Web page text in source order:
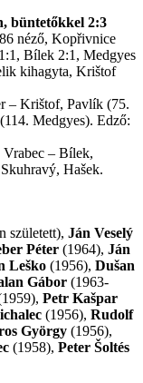
büntetőkkel 2:3
néző, Kopřivnice
Bílek 2:1, Medgyes
kihagyta, Krištof
– Krištof, Pavlík (75.
Medgyes). Edző:
Vrabec – Bílek,
Hašek.
született), Ján Veselý
Péter (1964), Ján
Leško (1956), Dušan
Gábor (1963-
Petr Kašpar
(1956), Rudolf
György (1956),
(1958), Peter Šoltés